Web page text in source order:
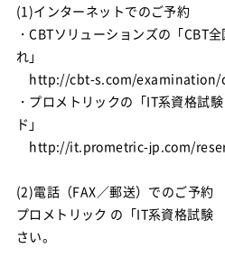
(1)インターネットでのご予約
・CBTソリューションズの「CBT
れ」
http://cbt-s.com/
・プロメトリックの「IT系資格試
ド」
http://it.prometric-jp.com/
(2)電話（FAX／郵送）でのご予約
プロメトリック の「IT系資格試
さい。